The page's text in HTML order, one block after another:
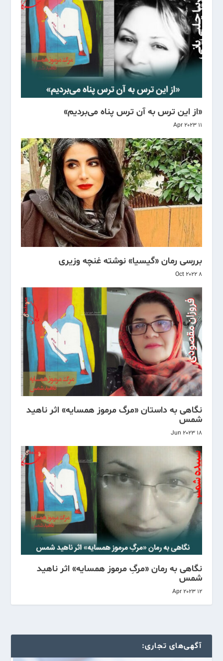
«از این ترس به آن ترس پناه می‌بردیم»
11 Apr 2023
بررسی رمان «گیسیا» نوشته غنچه وزیری
8 Oct 2022
نگاهی به داستان «مرگ مرموز همسایه» اثر ناهید
شمس
18 Jun 2023
نگاهی به رمان «مرگِ مرموز همسایه» اثر ناهید
شمس
12 Apr 2023
آگهی‌های تجاری: